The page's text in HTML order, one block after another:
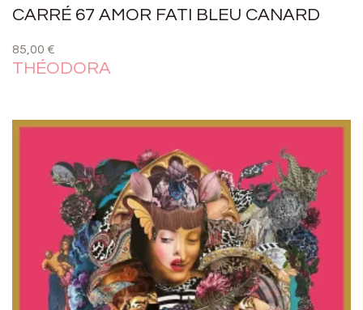
CARRÉ 67 AMOR FATI BLEU CANARD
85,00 €
THÉODORA